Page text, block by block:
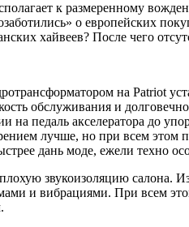
к размеренному
о европейских
хайвеев? После чего
на Patriot
обслуживания и
педаль акселератора до
лучше, но при всем этом
дань моде, ежели техно
звукоизоляцию салона.
и вибрациями. При всем